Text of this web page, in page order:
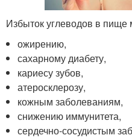
Избыток углеводов в пище
ожирению,
сахарному диабету,
кариесу зубов,
атеросклерозу,
кожным заболеваниям,
снижению иммунитета,
сердечно-сосудистым